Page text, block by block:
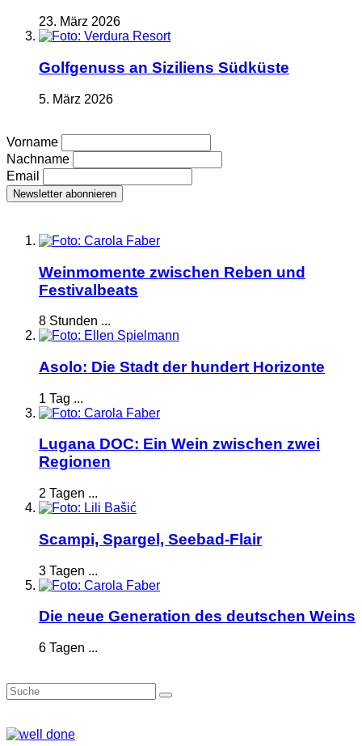
23. März 2026
Golfgenuss an Siziliens Südküste
5. März 2026
Vorname
Nachname
Email
Weinmomente zwischen Reben und
Festivalbeats
8 Stunden ...
Asolo: Die Stadt der hundert Horizonte
1 Tag ...
Lugana DOC: Ein Wein zwischen zwei
Regionen
2 Tagen ...
Scampi, Spargel, Seebad-Flair
3 Tagen ...
Die neue Generation des deutschen Weins
6 Tagen ...